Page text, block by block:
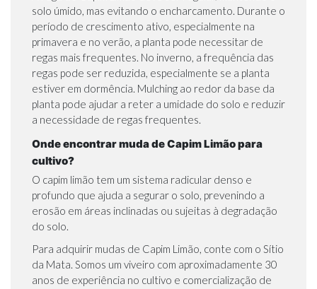
solo úmido, mas evitando o encharcamento. Durante o
período de crescimento ativo, especialmente na
primavera e no verão, a planta pode necessitar de
regas mais frequentes. No inverno, a frequência das
regas pode ser reduzida, especialmente se a planta
estiver em dormência. Mulching ao redor da base da
planta pode ajudar a reter a umidade do solo e reduzir
a necessidade de regas frequentes.
Onde encontrar muda de Capim Limão para
cultivo?
O capim limão tem um sistema radicular denso e
profundo que ajuda a segurar o solo, prevenindo a
erosão em áreas inclinadas ou sujeitas à degradação
do solo.
Para adquirir mudas de Capim Limão, conte com o Sítio
da Mata. Somos um viveiro com aproximadamente 30
anos de experiência no cultivo e comercialização de